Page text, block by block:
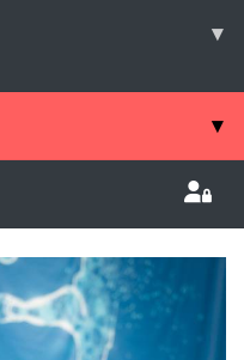
▾
▾